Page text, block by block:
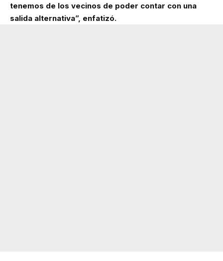
tenemos de los vecinos de poder contar con una
salida alternativa”, enfatizó.